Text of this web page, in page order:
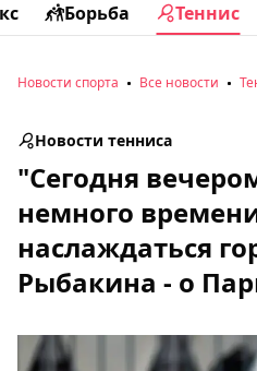
Борьба Теннис
Новости спорта Все новости
Новости тенниса
"Сегодня
немного
наслаждаться
Рыбакина - о